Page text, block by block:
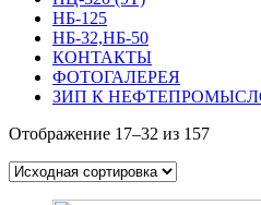
НБ-125
НБ-32,НБ-50
КОНТАКТЫ
ФОТОГАЛЕРЕЯ
ЗИП К
Отображение 17–32 из 157